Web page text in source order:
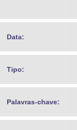
Data:
Tipo:
Palavras-chave: